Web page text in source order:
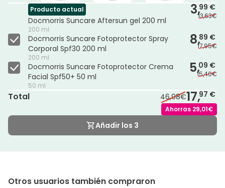
Producto actual
Docmorris Suncare Aftersun gel 200 ml
200 ml
3,99 €
13,63€
Docmorris Suncare Fotoprotector Spray
Corporal Spf30 200 ml
200 ml
8,89 €
17,95€
Docmorris Suncare Fotoprotector Crema
Facial Spf50+ 50 ml
50 ml
5,09 €
15,40€
Total 46,98€17,97 €
Ahorras 29,01€
Añadir los 3
Otros usuarios también compraron